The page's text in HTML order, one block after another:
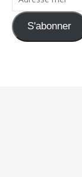
S'abonner